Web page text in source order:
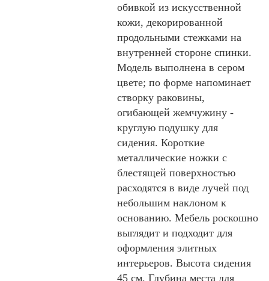
обивкой из искусственной
кожи, декорированной
продольными стежками на
внутренней стороне спинки.
Модель выполнена в сером
цвете; по форме напоминает
створку раковины,
огибающей жемчужину -
круглую подушку для
сидения. Короткие
металлические ножки с
блестящей поверхностью
расходятся в виде лучей под
небольшим наклоном к
основанию. Мебель роскошно
выглядит и подходит для
оформления элитных
интерьеров. Высота сидения
45 см. Глубина места для